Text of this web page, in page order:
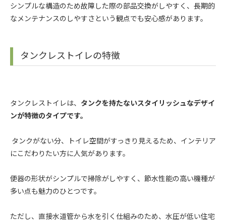
シンプルな構造のため故障した際の部品交換がしやすく、長期的
なメンテナンスのしやすさという観点でも安心感があります。
タンクレストイレの特徴
タンクレストイレは、 タンクを持たないスタイリッシュなデザイ
ンが特徴のタイプです。
タンクがない分、トイレ空間がすっきり見えるため、インテリア
にこだわりたい方に人気があります。
便器の形状がシンプルで掃除がしやすく、節水性能の高い機種が
多い点も魅力のひとつです。
ただし、直接水道管から水を引く仕組みのため、水圧が低い住宅